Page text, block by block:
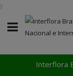
Interflora
}